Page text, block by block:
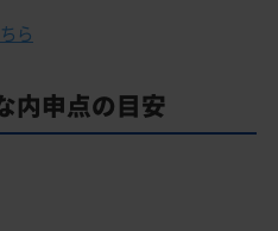
ら
内申点の目安